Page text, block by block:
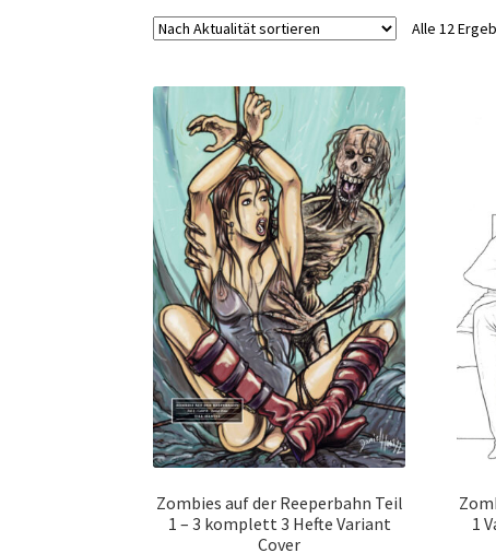
Alle 12
Zombies auf der Reeperbahn Teil
1 – 3 komplett 3 Hefte Variant
Cover
1